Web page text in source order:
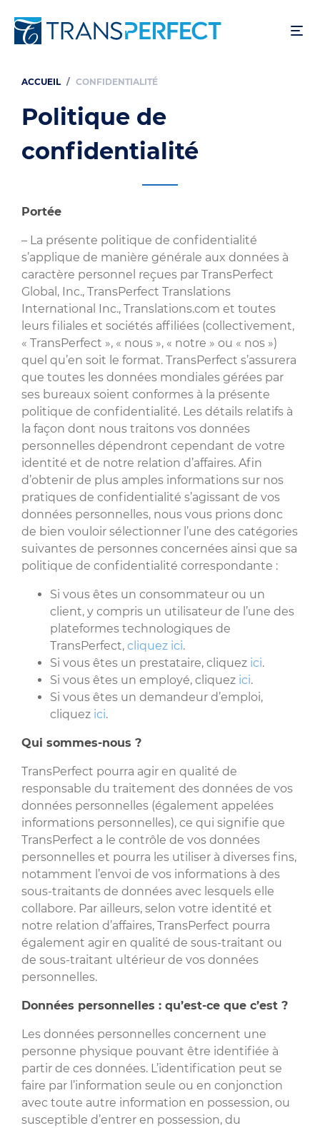
au
Fil
d'Ariane
ACCUEIL CONFIDENTIALITÉ
Politique de
confidentialité
Portée
– La présente politique de confidentialité
s’applique de manière générale aux données à
caractère personnel reçues par TransPerfect
Global, Inc., TransPerfect Translations
International Inc., Translations.com et toutes
leurs filiales et sociétés affiliées (collectivement,
« TransPerfect », « nous », « notre » ou « nos »)
quel qu’en soit le format. TransPerfect s’assurera
que toutes les données mondiales gérées par
ses bureaux soient conformes à la présente
politique de confidentialité. Les détails relatifs à
la façon dont nous traitons vos données
personnelles dépendront cependant de votre
identité et de notre relation d’affaires. Afin
d’obtenir de plus amples informations sur nos
pratiques de confidentialité s’agissant de vos
données personnelles, nous vous prions donc
de bien vouloir sélectionner l’une des catégories
suivantes de personnes concernées ainsi que sa
politique de confidentialité correspondante :
Si vous êtes un consommateur ou un
client, y compris un utilisateur de l’une des
plateformes technologiques de
TransPerfect, cliquez ici.
Si vous êtes un prestataire, cliquez ici.
Si vous êtes un employé, cliquez ici.
Si vous êtes un demandeur d’emploi,
cliquez ici.
Qui sommes-nous ?
TransPerfect pourra agir en qualité de
responsable du traitement des données de vos
données personnelles (également appelées
informations personnelles), ce qui signifie que
TransPerfect a le contrôle de vos données
personnelles et pourra les utiliser à diverses fins,
notamment l’envoi de vos informations à des
sous-traitants de données avec lesquels elle
collabore. Par ailleurs, selon votre identité et
notre relation d’affaires, TransPerfect pourra
également agir en qualité de sous-traitant ou
de sous-traitant ultérieur de vos données
personnelles.
Données personnelles : qu’est-ce que c’est ?
Les données personnelles concernent une
personne physique pouvant être identifiée à
partir de ces données. L’identification peut se
faire par l’information seule ou en conjonction
avec toute autre information en possession, ou
susceptible d’entrer en possession, du